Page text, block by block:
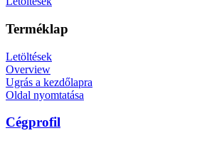
Terméklap
Letöltések
Overview
Ugrás a kezdőlapra
Oldal nyomtatása
Cégprofil